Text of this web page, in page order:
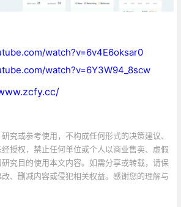
watch?v=6v4E6oksar0
watch?v=6Y3W94_8scw
究或参考使用，不构成任何形式的决策建议、
授权，禁止任何单位或个人以商业售卖、虚假
究目的使用本文内容。如需分享或转载，请保
、删减内容或侵犯相关权益。感谢您的理解与